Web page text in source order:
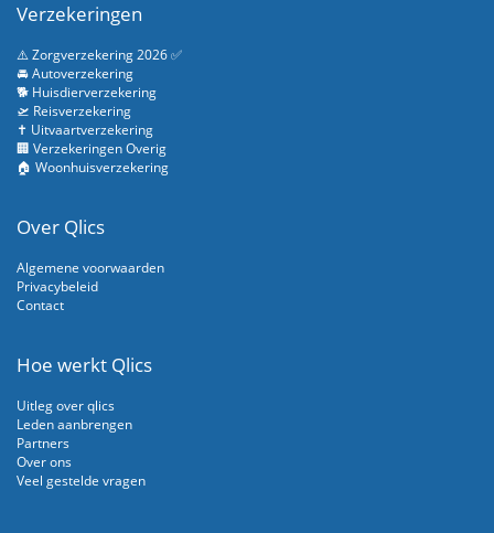
Verzekeringen
⚠️ Zorgverzekering 2026 ✅
🚘 Autoverzekering
🐕 Huisdierverzekering
🛫 Reisverzekering
✝️ Uitvaartverzekering
🏢 Verzekeringen Overig
🏠 Woonhuisverzekering
Over Qlics
Algemene voorwaarden
Privacybeleid
Contact
Hoe werkt Qlics
Uitleg over qlics
Leden aanbrengen
Partners
Over ons
Veel gestelde vragen